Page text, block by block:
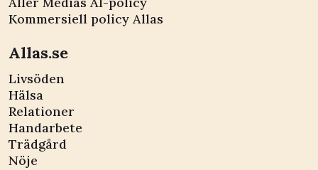
Kommersiell policy Allas
Allas.se
Livsöden
Hälsa
Relationer
Handarbete
Trädgård
Nöje